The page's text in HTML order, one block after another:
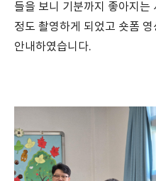
들을 보니 기분까지 좋아지는
정도 촬영하게 되었고 숏폼
안내하였습니다.